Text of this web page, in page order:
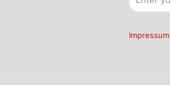
Impressum